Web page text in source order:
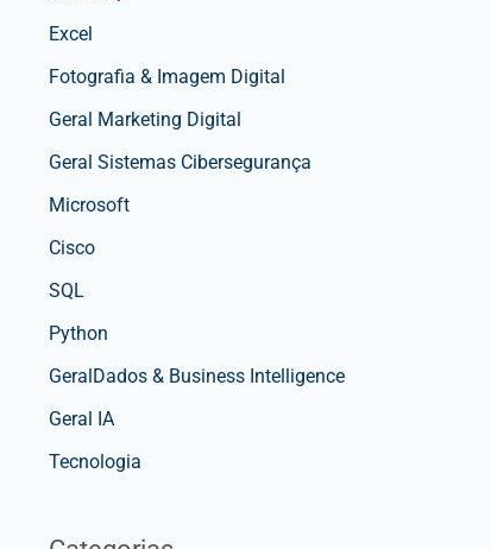
Excel
Fotografia & Imagem Digital
Geral Marketing Digital
Geral Sistemas Cibersegurança
Microsoft
Cisco
SQL
Python
GeralDados & Business Intelligence
Geral IA
Tecnologia